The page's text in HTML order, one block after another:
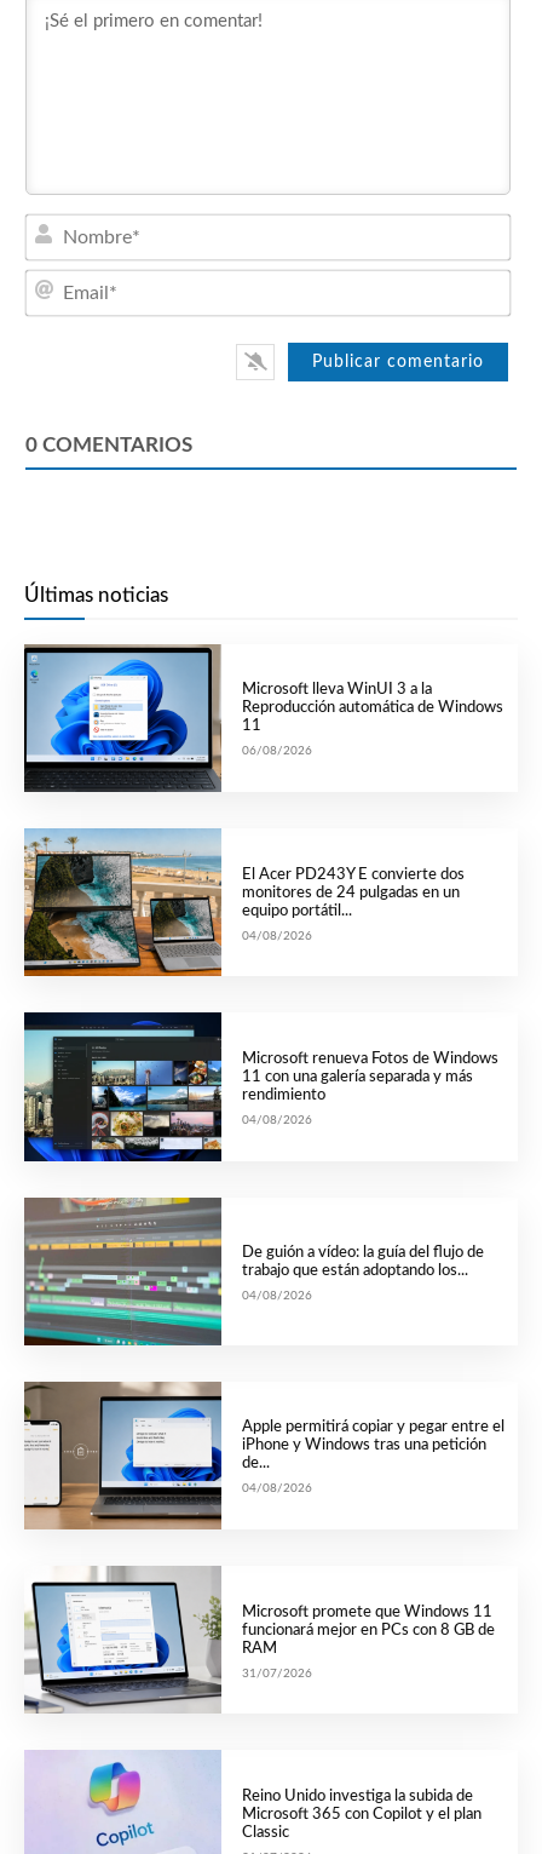
0 COMENTARIOS
Últimas noticias
Microsoft lleva WinUI 3 a la
Reproducción automática de Windows
11
06/08/2026
El Acer PD243Y E convierte dos
monitores de 24 pulgadas en un
equipo portátil...
04/08/2026
Microsoft renueva Fotos de Windows
11 con una galería separada y más
rendimiento
04/08/2026
De guión a vídeo: la guía del flujo de
trabajo que están adoptando los...
04/08/2026
Apple permitirá copiar y pegar entre el
iPhone y Windows tras una petición
de...
04/08/2026
Microsoft promete que Windows 11
funcionará mejor en PCs con 8 GB de
RAM
31/07/2026
Reino Unido investiga la subida de
Microsoft 365 con Copilot y el plan
Classic